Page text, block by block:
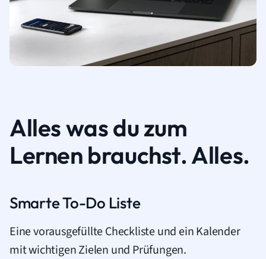
Alles was du zum
Lernen brauchst. Alles.
Smarte To-Do Liste
Eine vorausgefüllte Checkliste und ein Kalender
mit wichtigen Zielen und Prüfungen.